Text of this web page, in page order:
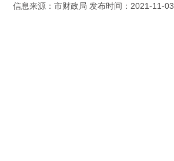
信息来源：市财政局 发布时间：2021-11-03